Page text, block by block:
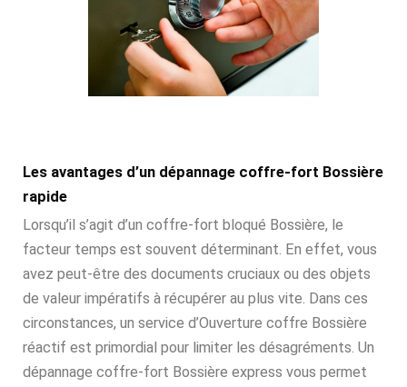
Les avantages d’un dépannage coffre-fort Bossière
rapide
Lorsqu’il s’agit d’un coffre-fort bloqué Bossière, le
facteur temps est souvent déterminant. En effet, vous
avez peut-être des documents cruciaux ou des objets
de valeur impératifs à récupérer au plus vite. Dans ces
circonstances, un service d’Ouverture coffre Bossière
réactif est primordial pour limiter les désagréments. Un
dépannage coffre-fort Bossière express vous permet